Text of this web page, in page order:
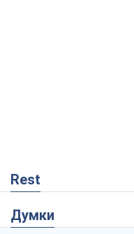
Rest
Думки